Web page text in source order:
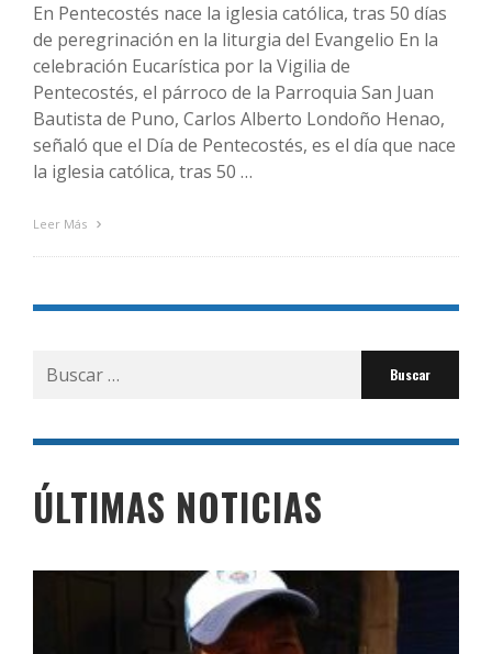
En Pentecostés nace la iglesia católica, tras 50 días
de peregrinación en la liturgia del Evangelio En la
celebración Eucarística por la Vigilia de
Pentecostés, el párroco de la Parroquia San Juan
Bautista de Puno, Carlos Alberto Londoño Henao,
señaló que el Día de Pentecostés, es el día que nace
la iglesia católica, tras 50 …
Leer Más
Buscar
por:
ÚLTIMAS NOTICIAS